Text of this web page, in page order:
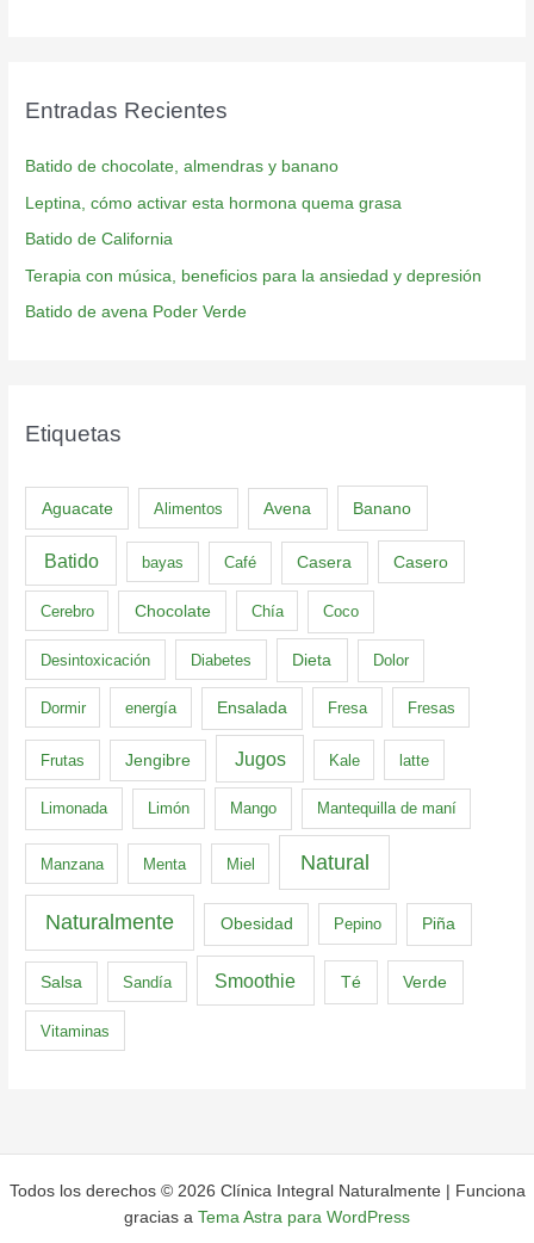
Entradas Recientes
Batido de chocolate, almendras y banano
Leptina, cómo activar esta hormona quema grasa
Batido de California
Terapia con música, beneficios para la ansiedad y depresión
Batido de avena Poder Verde
Etiquetas
Aguacate Alimentos Avena Banano
Batido bayas Café Casera Casero
Cerebro Chocolate Chía Coco
Desintoxicación Diabetes Dieta Dolor
Dormir energía Ensalada Fresa Fresas
Frutas Jengibre Jugos Kale latte
Limonada Limón Mango Mantequilla de maní
Manzana Menta Miel Natural
Naturalmente Obesidad Pepino Piña
Salsa Sandía Smoothie Té Verde
Vitaminas
Todos los derechos © 2026 Clínica Integral Naturalmente | Funciona
gracias a Tema Astra para WordPress